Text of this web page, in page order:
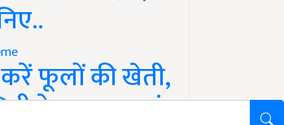
फूलों की खेती,
के साथ कमाएं